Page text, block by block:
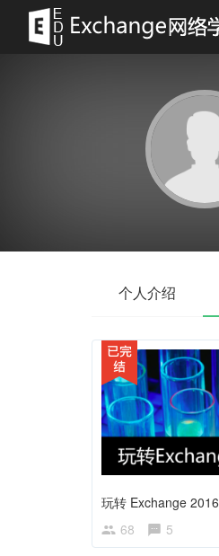
个人介绍
玩转 Exchange 2016
68
5